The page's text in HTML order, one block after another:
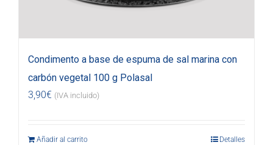
Condimento a base de espuma de sal marina con
carbón vegetal 100 g Polasal
3,90€ (IVA incluido)
Añadir al carrito Detalles